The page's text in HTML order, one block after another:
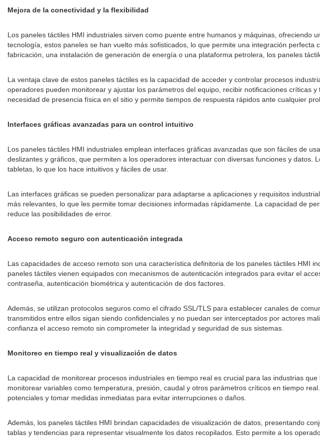
Mejora de la conectividad y la flexibilidad
Los paneles táctiles HMI industriales sirven como puente entre humanos y máquinas,
tecnología, estos paneles se han vuelto más sofisticados, lo que permite una integración
fabricación, una instalación de generación de energía o una plataforma petrolera, los paneles
La ventaja clave de estos paneles táctiles es la capacidad de acceder y controlar procesos
operadores pueden monitorear y ajustar los parámetros del equipo, recibir notificaciones críticas
necesidad de presencia física en el sitio y permite tiempos de respuesta rápidos ante cualquier
Interfaces gráficas avanzadas para un control intuitivo
Los paneles táctiles HMI industriales emplean interfaces gráficas avanzadas que son fáciles de
deslizantes y gráficos, que permiten a los operadores interactuar con diversas funciones y
tabletas, lo que los hace intuitivos y fáciles de usar.
Las interfaces gráficas se pueden personalizar para adaptarse a aplicaciones y requisitos
más relevantes, lo que les permite tomar decisiones informadas rápidamente. La capacidad de
reduce las posibilidades de error.
Acceso remoto seguro con autenticación integrada
Las capacidades de acceso remoto son una característica definitoria de los paneles táctiles HMI
paneles táctiles vienen equipados con mecanismos de autenticación integrados para evitar el
contraseña, autenticación biométrica y autenticación de dos factores.
Además, se utilizan protocolos seguros como el cifrado SSL/TLS para establecer canales de
transmitidos entre ellos sigan siendo confidenciales y no puedan ser interceptados por actores
confianza el acceso remoto sin comprometer la integridad y seguridad de sus sistemas.
Monitoreo en tiempo real y visualización de datos
La capacidad de monitorear procesos industriales en tiempo real es crucial para las industrias
monitorear variables como temperatura, presión, caudal y otros parámetros críticos en tiempo
potenciales y tomar medidas inmediatas para evitar interrupciones o daños.
Además, los paneles táctiles HMI brindan capacidades de visualización de datos, presentando
tablas y tendencias para representar visualmente los datos recopilados. Esto permite a los